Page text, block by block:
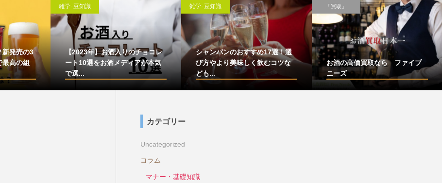
新発売の3
最高の組
雑学･豆知識
【2023年】お酒入りのチョコレ
ート10選をお酒メディアが本気
で選...
雑学･豆知識
シャンパンのおすすめ17選！選
び方やより美味しく飲むコツな
ども...
「買取」
お酒の高価買取なら ファイブ
ニーズ
カテゴリー
Uncategorized
コラム
マナー・基礎知識